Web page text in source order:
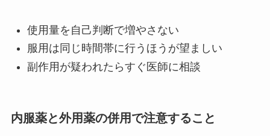
使用量を自己判断で増やさない
服用は同じ時間帯に行うほうが望ましい
副作用が疑われたらすぐ医師に相談
内服薬と外用薬の併用で注意すること